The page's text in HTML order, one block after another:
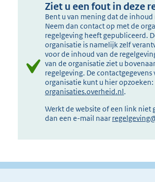
Ziet u een fout in deze
Bent u van mening dat de inhoud
Neem dan contact op met de
regelgeving heeft gepubliceerd.
organisatie is namelijk zelf
voor de inhoud van de
van de organisatie ziet u
regelgeving. De contactgegevens
organisatie kunt u hier opzoeken:
organisaties.overheid.nl.
Werkt de website of een link niet
dan een e-mail naar